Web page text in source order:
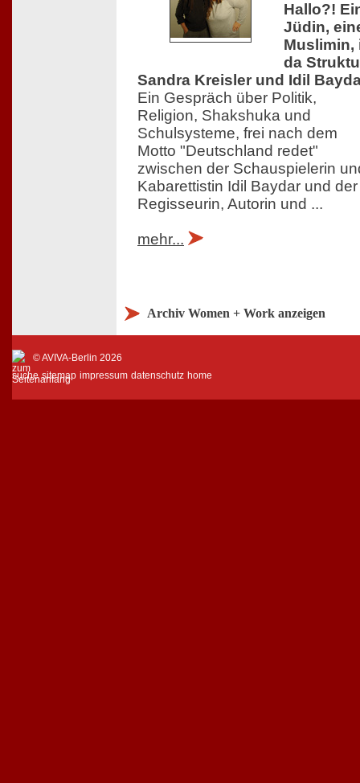
Hallo?!
Jüdin,
Muslimin,
da
Sandra Kreisler und Idil
Ein Gespräch über Politik,
Religion, Shakshuka und
Schulsysteme, frei nach dem
Motto "Deutschland redet"
zwischen der Schauspielerin
Kabarettistin Idil Baydar und der
Regisseurin, Autorin und ...
mehr...
Archiv Women + Work anzeigen
© AVIVA-Berlin 2026
suche sitemap impressum datenschutz home